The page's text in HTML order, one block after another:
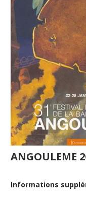
ANGOULEME
Informations